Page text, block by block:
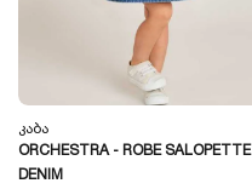
Კაბა
ORCHESTRA - ROBE SALOPETTE
DENIM